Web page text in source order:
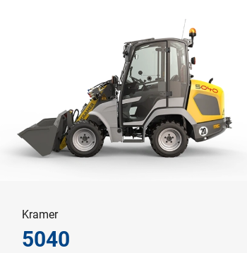
Kramer
5040